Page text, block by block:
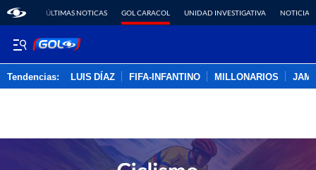
ÚLTIMAS NOTICAS GOL CARACOL UNIDAD INVESTIGATIVA NOTICIAS
Tendencias: LUIS DÍAZ FIFA-INFANTINO MILLONARIOS